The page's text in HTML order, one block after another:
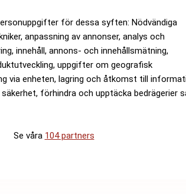
för dessa syften: Nödvändiga
anpassning av annonser, analys och
innehåll, annons- och innehållsmätning,
uppgifter om geografisk
via enheten, lagring och åtkomst till
förhindra och upptäcka bedrägerier
Se våra 104 partners